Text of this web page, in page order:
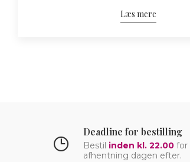
Læs mere
Deadline for bestilling
Bestil inden kl. 22.00 for
afhentning dagen efter.